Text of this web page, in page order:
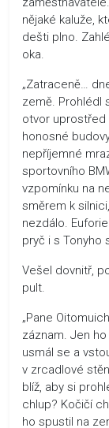
nějaké kaluže,
dešti plno.
oka.
„Zatraceně…
země. Prohlédl
otvor uprostřed
honosné
nepříjemné
sportovního
vzpomínku na
směrem k
nezdálo.
pryč i s Tonyho
Vešel dovnitř,
pult.
„Pane
záznam. Jen
usmál se a
v zrcadlové
blíž, aby si
chlup? Kočičí
ho spustil na